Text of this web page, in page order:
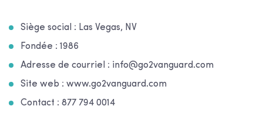
Siège social : Las Vegas, NV
Fondée : 1986
Adresse de courriel : info@go2vanguard.com
Site web : www.go2vanguard.com
Contact : 877 794 0014